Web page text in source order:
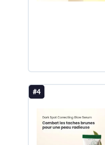
#4